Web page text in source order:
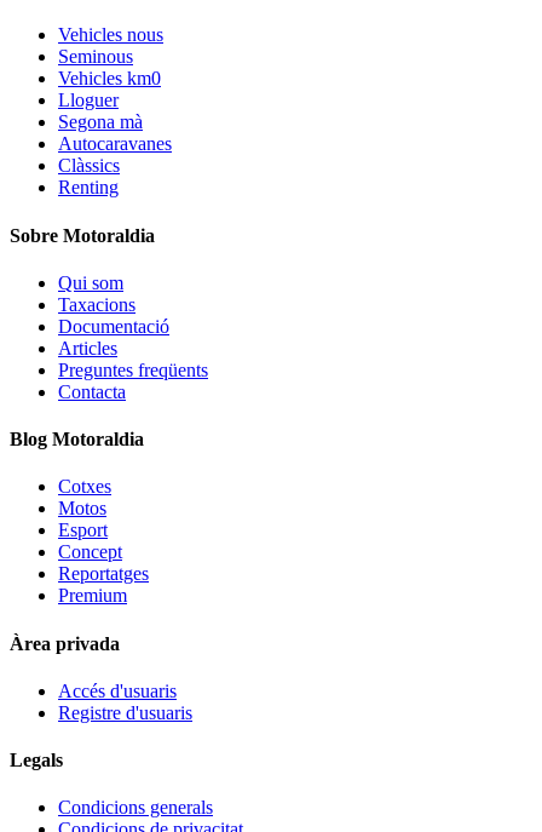
Vehicles nous
Seminous
Vehicles km0
Lloguer
Segona mà
Autocaravanes
Clàssics
Renting
Sobre Motoraldia
Qui som
Taxacions
Documentació
Articles
Preguntes freqüents
Contacta
Blog Motoraldia
Cotxes
Motos
Esport
Concept
Reportatges
Premium
Àrea privada
Accés d'usuaris
Registre d'usuaris
Legals
Condicions generals